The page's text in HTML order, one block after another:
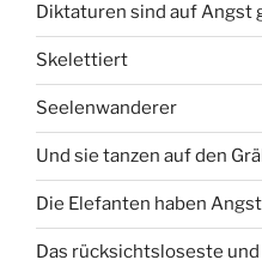
Diktaturen sind auf Angst
Skelettiert
Seelenwanderer
Und sie tanzen auf den
Die Elefanten haben Angst
Das rücksichtsloseste